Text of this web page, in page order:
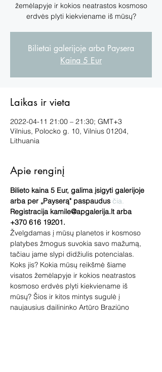
žemėlapyje ir kokios neatrastos kosmoso
erdvės plyti kiekviename iš mūsų?
Bilietai galerijoje arba Paysera
Kaina 5 Eur
Laikas ir vieta
2022-04-11 21:00 – 21:30; GMT+3
Vilnius, Polocko g. 10, Vilnius 01204,
Lithuania
Apie renginį
Bilieto kaina 5 Eur, galima įsigyti galerijoje
arba per „Payserą" paspaudus čia.
Registracija kamile@apgalerija.lt arba
+370 616 19201.
Žvelgdamas į mūsų planetos ir kosmoso
platybes žmogus suvokia savo mažumą,
tačiau jame slypi didžiulis potencialas.
Koks jis? Kokia mūsų reikšmė šiame
visatos žemėlapyje ir kokios neatrastos
kosmoso erdvės plyti kiekviename iš
mūsų? Šios ir kitos mintys sugulė į
naujausius dailininko Artūro Braziūno